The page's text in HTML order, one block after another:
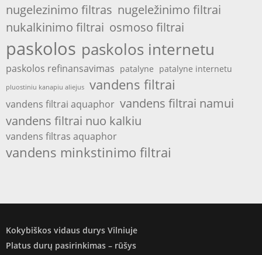
nugelezinimo filtras nugeležinimo filtrai
nukalkinimo filtrai osmoso filtrai
paskolos paskolos internetu
paskolos refinansavimas patalyne patalyne internetu
pluostiniu kanapiu aliejus vandens filtrai
vandens filtrai aquaphor vandens filtrai namui
vandens filtrai nuo kalkiu
vandens filtras aquaphor
vandens minkstinimo filtrai
Kokybiškos vidaus durys Vilniuje
Platus durų pasirinkimas – rūšys